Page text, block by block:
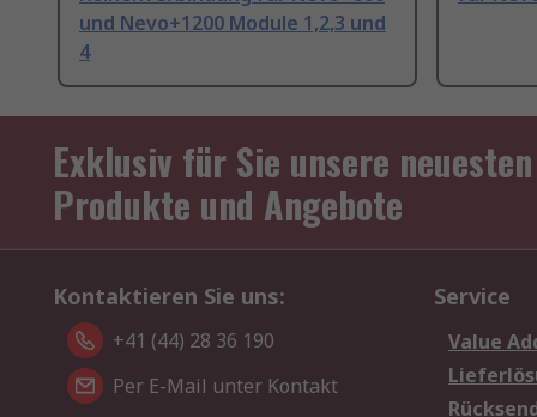
und Nevo+1200 Module 1,2,3 und
4
Exklusiv für Sie unsere neuesten
Produkte und Angebote
Kontaktieren Sie uns:
+41 (44) 28 36 190
Per E-Mail unter Kontakt
Service
Value